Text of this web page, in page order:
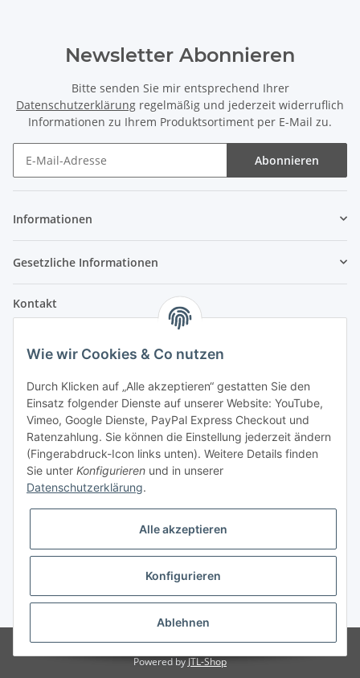
Newsletter Abonnieren
Bitte senden Sie mir entsprechend Ihrer
Datenschutzerklärung regelmäßig und jederzeit widerruflich
Informationen zu Ihrem Produktsortiment per E-Mail zu.
Abonnieren
Informationen
Gesetzliche Informationen
Kontakt
Im Weiherfeld 10
Montag bis Freitag
Ladengeschäft: 8.00 Uhr - 17.00 Uhr
Werkstatt: 7.30 Uhr - 16.30 Uhr
Samstag
Bezahlvarianten
* Alle Preise inkl. gesetzlicher USt., zzgl.Versand
© Fehler Motorgeräte
Powered byJTL-Shop
Wie wir Cookies & Co nutzen
Durch Klicken auf „Alle akzeptieren“ gestatten Sie den
Einsatz folgender Dienste auf unserer Website: YouTube,
Vimeo, Google Dienste, PayPal Express Checkout und
Ratenzahlung. Sie können die Einstellung jederzeit ändern
(Fingerabdruck-Icon links unten). Weitere Details finden
Sie unter Konfigurieren und in unserer
Datenschutzerklärung.
Alle akzeptieren
Konfigurieren
Ablehnen